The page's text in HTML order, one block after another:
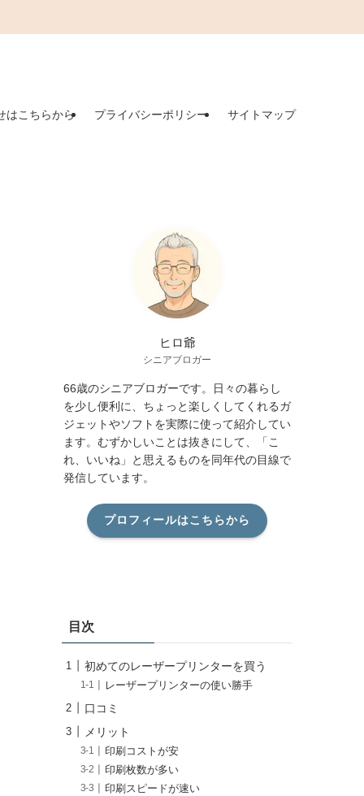
はこちらから プライバシーポリシー サイトマップ
ヒロ爺
シニアブロガー
66歳のシニアブロガーです。日々の暮らし
を少し便利に、ちょっと楽しくしてくれるガ
ジェットやソフトを実際に使って紹介してい
ます。むずかしいことは抜きにして、「こ
れ、いいね」と思えるものを同年代の目線で
発信しています。
プロフィールはこちらから
目次
初めてのレーザープリンターを買う
レーザープリンターの使い勝手
口コミ
メリット
印刷コストが安
印刷枚数が多い
印刷スピードが速い